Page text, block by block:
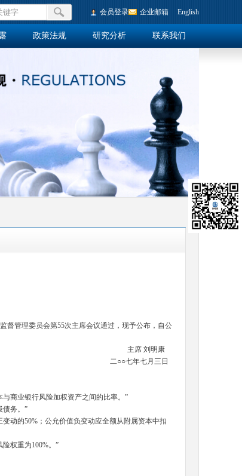
会员登录 企业邮箱 English
政策法规 研究分析 联系我们
督管理委员会第55次主席会议通过，现予公布，自公
主席 刘明康
二○○七年七月三日
商业银行风险加权资产之间的比率。 ”
务。 ”
变动的50% ；公允价值负变动应全额从附属资本中扣
险权重为100%。 ”